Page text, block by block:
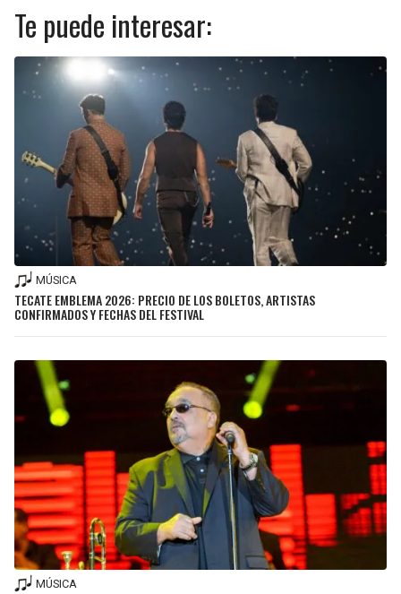
Te puede interesar:
MÚSICA
TECATE EMBLEMA 2026: PRECIO DE LOS BOLETOS, ARTISTAS
CONFIRMADOS Y FECHAS DEL FESTIVAL
MÚSICA